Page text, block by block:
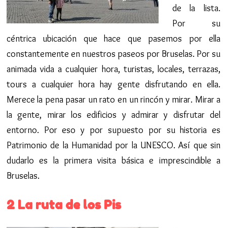
de la lista.
Por su
céntrica ubicación que hace que pasemos por ella
constantemente en nuestros paseos por Bruselas. Por su
animada vida a cualquier hora, turistas, locales, terrazas,
tours a cualquier hora hay gente disfrutando en ella.
Merece la pena pasar un rato en un rincón y mirar. Mirar a
la gente, mirar los edificios y admirar y disfrutar del
entorno. Por eso y por supuesto por su historia es
Patrimonio de la Humanidad por la UNESCO. Así que sin
dudarlo es la primera visita básica e imprescindible a
Bruselas.
2 La ruta de los Pis